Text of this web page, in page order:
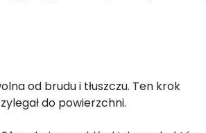
od brudu i tłuszczu. Ten krok
do powierzchni.